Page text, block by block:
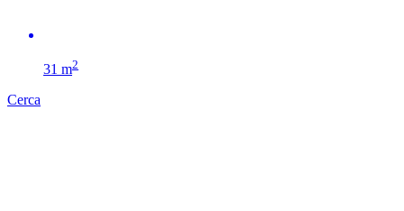
31 m2
Cerca